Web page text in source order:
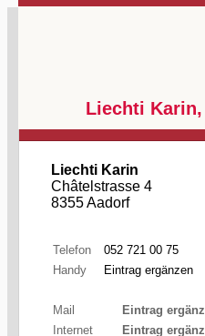
Liechti
Liechti Karin
Châtelstrasse 4
8355 Aadorf
Telefon
052 721 00 75
Handy
Eintrag ergänzen
Mail
Eintrag
Internet
Eintrag